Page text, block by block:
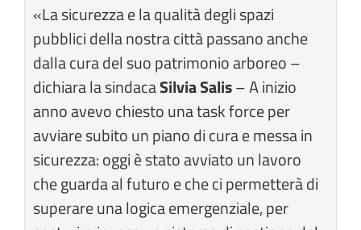
«La sicurezza e la qualità degli spazi
pubblici della nostra città passano anche
dalla cura del suo patrimonio arboreo –
dichiara la sindacaSilvia Salis– A inizio
anno avevo chiesto una task force per
avviare subito un piano di cura e messa in
sicurezza: oggi è stato avviato un lavoro
che guarda al futuro e che ci permetterà di
superare una logica emergenziale, per